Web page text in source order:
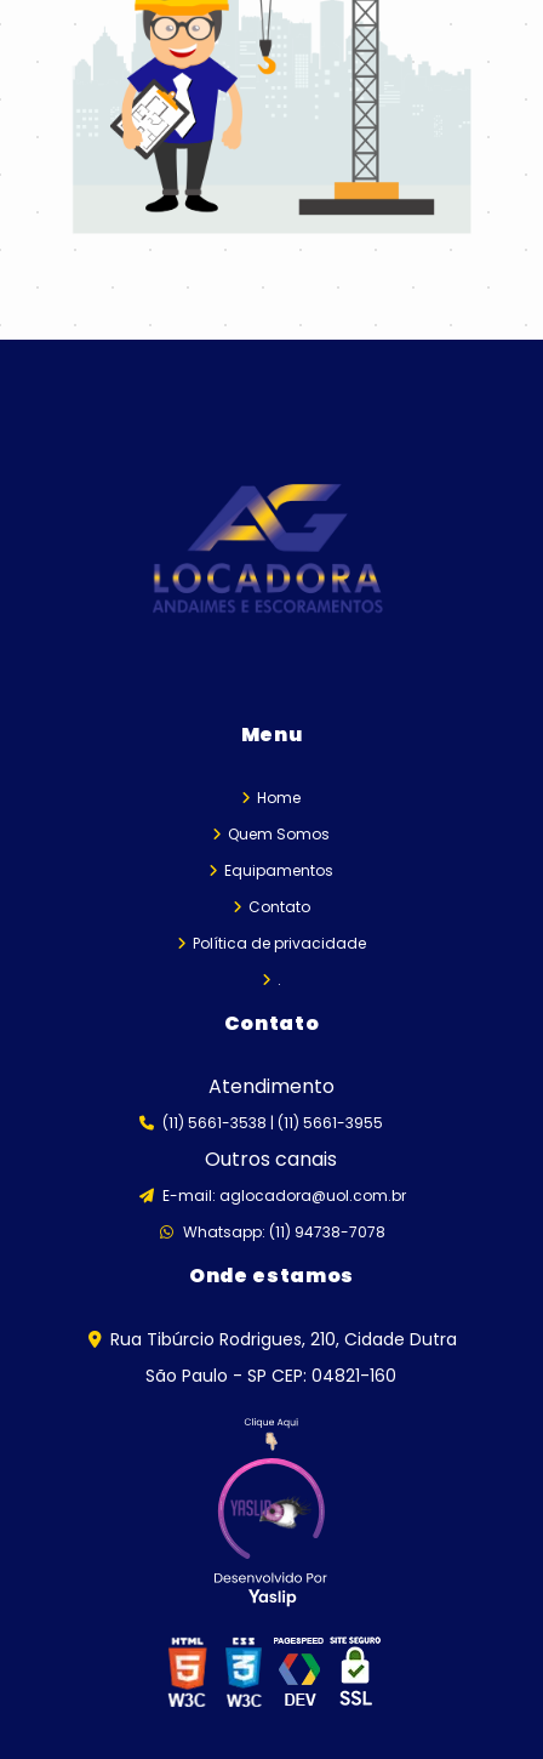
Menu
Home
Quem Somos
Equipamentos
Contato
Política de privacidade
.
Contato
Atendimento
(11) 5661-3538 | (11) 5661-3955
Outros canais
E-mail: aglocadora@uol.com.br
Whatsapp: (11) 94738-7078
Onde estamos
Rua Tibúrcio Rodrigues, 210, Cidade Dutra
São Paulo - SP CEP: 04821-160